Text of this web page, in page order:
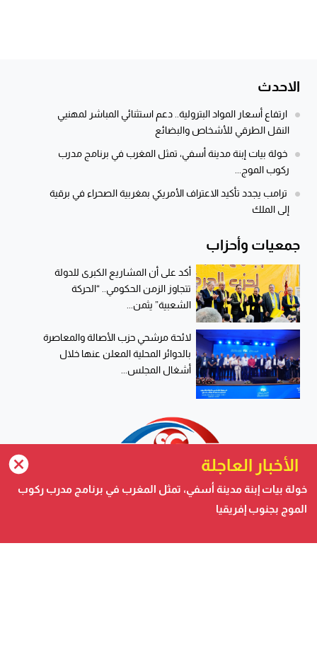
الاحدث
ارتفاع أسعار المواد البترولية.. دعم استثنائي المباشر لمهنيي
النقل الطرقي للأشخاص والبضائع
خولة بيات إبنة مدينة أسفي، تمثل المغرب في برنامج مدرب
ركوب الموج...
ترامب يجدد تأكيد الاعتراف الأمريكي بمغربية الصحراء في برقية
إلى الملك
جمعيات وأحزاب
أكد على أن المشاريع الكبرى للدولة
تتجاوز الزمن الحكومي.. “الحركة
الشعبية” يثمن...
لائحة مرشحي حزب الأصالة والمعاصرة
بالدوائر المحلية المعلن عنها خلال
أشغال المجلس...
safigoud media
الأخبار العاجلة
خولة بيات إبنة مدينة أسفي، تمثل المغرب في برنامج مدرب ركوب
الموج بجنوب إفريقيا